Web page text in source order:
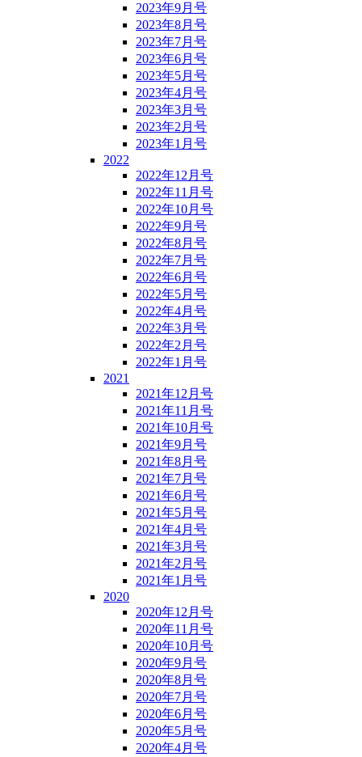
2023年9月号
2023年8月号
2023年7月号
2023年6月号
2023年5月号
2023年4月号
2023年3月号
2023年2月号
2023年1月号
2022
2022年12月号
2022年11月号
2022年10月号
2022年9月号
2022年8月号
2022年7月号
2022年6月号
2022年5月号
2022年4月号
2022年3月号
2022年2月号
2022年1月号
2021
2021年12月号
2021年11月号
2021年10月号
2021年9月号
2021年8月号
2021年7月号
2021年6月号
2021年5月号
2021年4月号
2021年3月号
2021年2月号
2021年1月号
2020
2020年12月号
2020年11月号
2020年10月号
2020年9月号
2020年8月号
2020年7月号
2020年6月号
2020年5月号
2020年4月号